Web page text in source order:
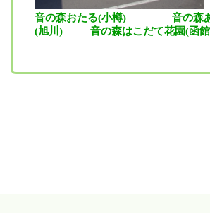
音の森おたる(小樽)
音の森あさ
(旭川)
音の森はこだて花園(函